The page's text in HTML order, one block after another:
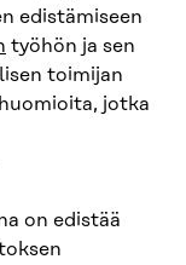
edistämiseen
työhön ja sen
toimijan
jotka
on edistää